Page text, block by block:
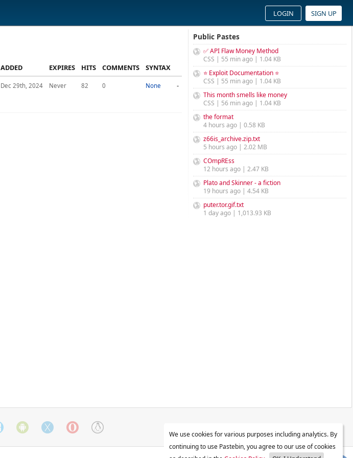
LOGIN SIGN UP
ADDED EXPIRES HITS COMMENTS
SYNTAX
Dec 29th, 2024 Never 82 0 None -
Public Pastes
✅ API Flaw Money Method
CSS | 55 min ago | 1.04 KB
⭐ Exploit Documentation ⭐
CSS | 55 min ago | 1.04 KB
This month smells like money
CSS | 56 min ago | 1.04 KB
the format
4 hours ago | 0.58 KB
z66is_archive.zip.txt
5 hours ago | 2.02 MB
COmpREss
12 hours ago | 2.47 KB
Plato and Skinner - a fiction
19 hours ago | 4.54 KB
puter.tor.gif.txt
1 day ago | 1,013.93 KB
We use cookies for various purposes including analytics. By
continuing to use Pastebin, you agree to our use of cookies